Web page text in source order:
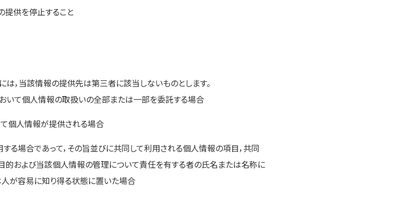
供を停止すること
，当該情報の提供先は第三者に該当しないものとします。
て個人情報の取扱いの全部または一部を委託する場合
個人情報が提供される場合
る場合であって，その旨並びに共同して利用される個人情報の項目，共同
的および当該個人情報の管理について責任を有する者の氏名または名称に
人が容易に知り得る状態に置いた場合